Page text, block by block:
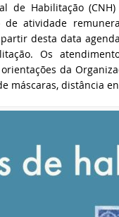
de Habilitação
de atividade
desta data
Os
da
máscaras, distância